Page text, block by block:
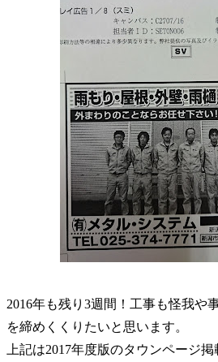
2016年も残り3週間！工事も怪我や
を締めくくりたいと思います。
上記は2017年度版のタウンページ